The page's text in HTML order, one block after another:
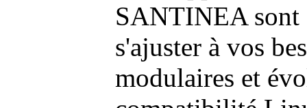
SANTINEA sont
s'ajuster à vos
modulaires et